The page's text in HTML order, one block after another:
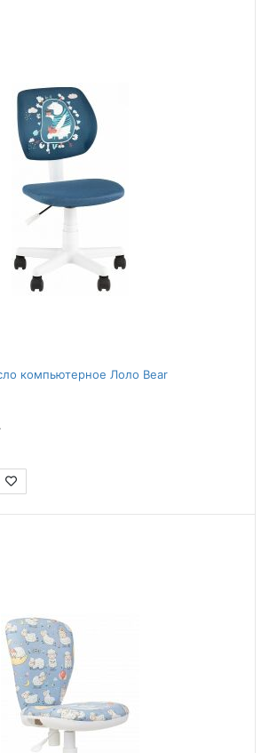
компьютерное Лоло Bear